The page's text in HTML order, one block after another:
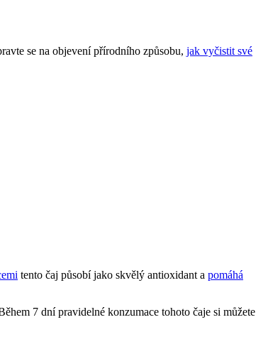
se na objevení přírodního způsobu, jak vyčistit své
tento čaj působí jako skvělý antioxidant a pomáhá
7 dní pravidelné konzumace tohoto čaje si můžete